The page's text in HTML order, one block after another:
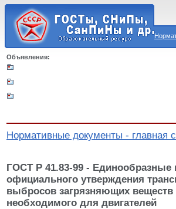
Объявления:
Нормативные документы - главная
ГОСТ Р 41.83-99 - Единообразные
официального утверждения
выбросов загрязняющих веществ
необходимого для двигателей